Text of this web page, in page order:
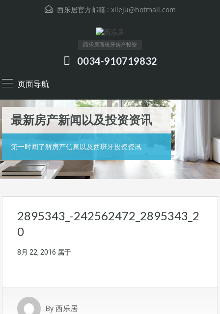
西乐居官方邮箱 : xileju@hotmail.com
西乐居西班牙房产投资
0034-910719832
页面导航
最新房产新闻以及投资资讯
第一时间了解房产信息以及西班牙投资资讯
2895343_-242562472_2895343_2
0
8月 22, 2016 属于
By 西乐居